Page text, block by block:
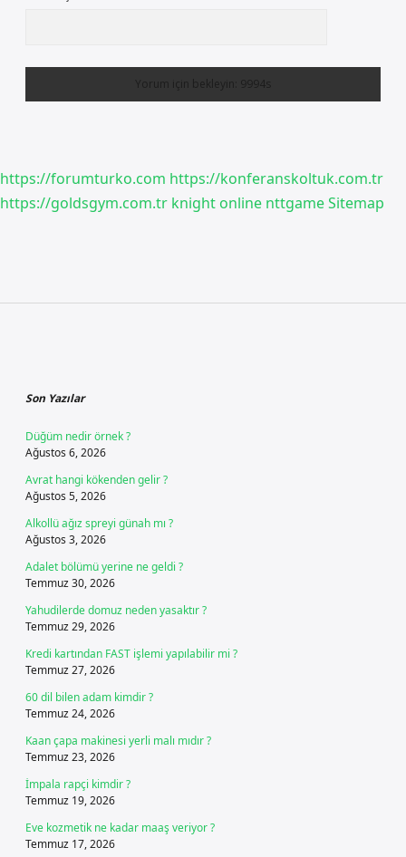
https://forumturko.com https://konferanskoltuk.com.tr
https://goldsgym.com.tr knight online nttgameSitemap
Son Yazılar
Düğüm nedir örnek ?
Ağustos 6, 2026
Avrat hangi kökenden gelir ?
Ağustos 5, 2026
Alkollü ağız spreyi günah mı ?
Ağustos 3, 2026
Adalet bölümü yerine ne geldi ?
Temmuz 30, 2026
Yahudilerde domuz neden yasaktır ?
Temmuz 29, 2026
Kredi kartından FAST işlemi yapılabilir mi ?
Temmuz 27, 2026
60 dil bilen adam kimdir ?
Temmuz 24, 2026
Kaan çapa makinesi yerli malı mıdır ?
Temmuz 23, 2026
İmpala rapçi kimdir ?
Temmuz 19, 2026
Eve kozmetik ne kadar maaş veriyor ?
Temmuz 17, 2026